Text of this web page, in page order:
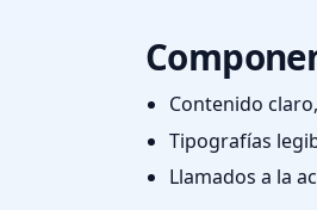
Contenido
Tipografías
Llamados a la